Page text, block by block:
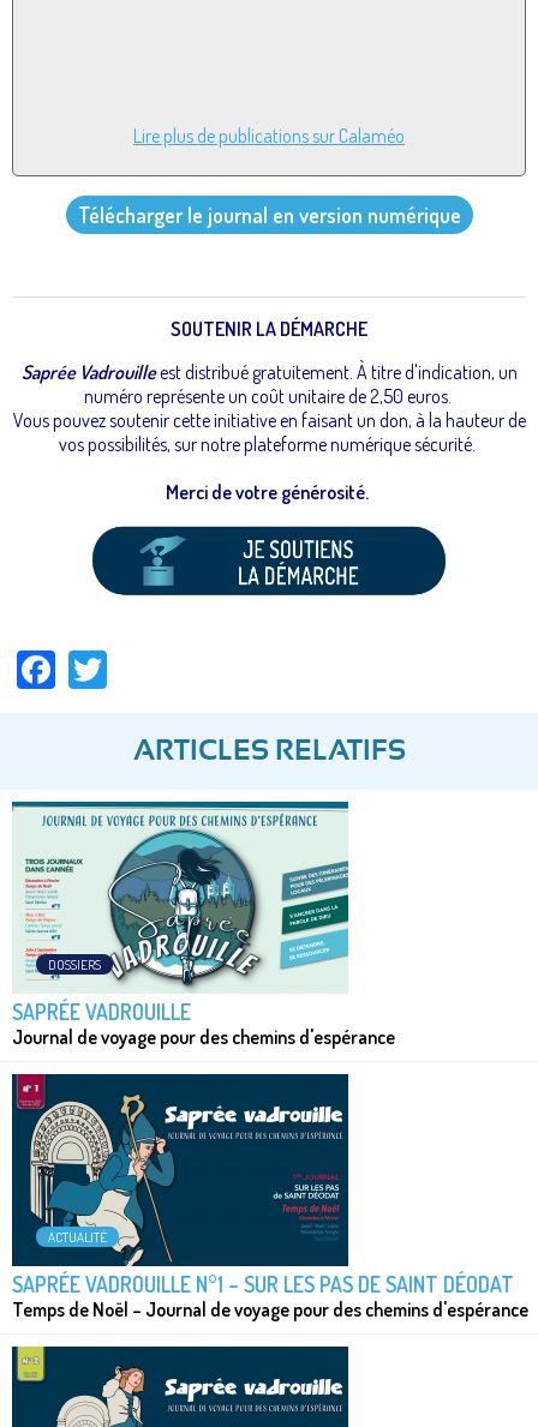
Lire plus de publications sur Calaméo
Télécharger le journal en version numérique
SOUTENIR LA DÉMARCHE
Saprée Vadrouilleest distribué gratuitement. À titre d'indication, un
numéro représente un coût unitaire de 2,50 euros.
Vous pouvez soutenir cette initiative en faisant un don, à la hauteur de
vos possibilités, sur notre plateforme numérique sécurité.
Merci de votre générosité.
Facebook
ARTICLES RELATIFS
DOSSIERS
SAPRÉE VADROUILLE
Journal de voyage pour des chemins d'espérance
ACTUALITÉ
SAPRÉE VADROUILLE N°1 – SUR LES PAS DE SAINT DÉODAT
Temps de Noël – Journal de voyage pour des chemins d'espérance